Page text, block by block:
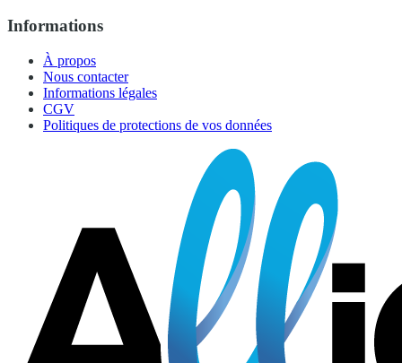
Informations
À propos
Nous contacter
Informations légales
CGV
Politiques de protections de vos données